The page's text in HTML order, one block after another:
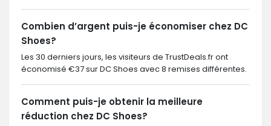
Combien d’argent puis-je économiser chez DC
Shoes?
Les 30 derniers jours, les visiteurs de TrustDeals.fr ont
économisé €37 sur DC Shoes avec 8 remises différentes.
Comment puis-je obtenir la meilleure
réduction chez DC Shoes?